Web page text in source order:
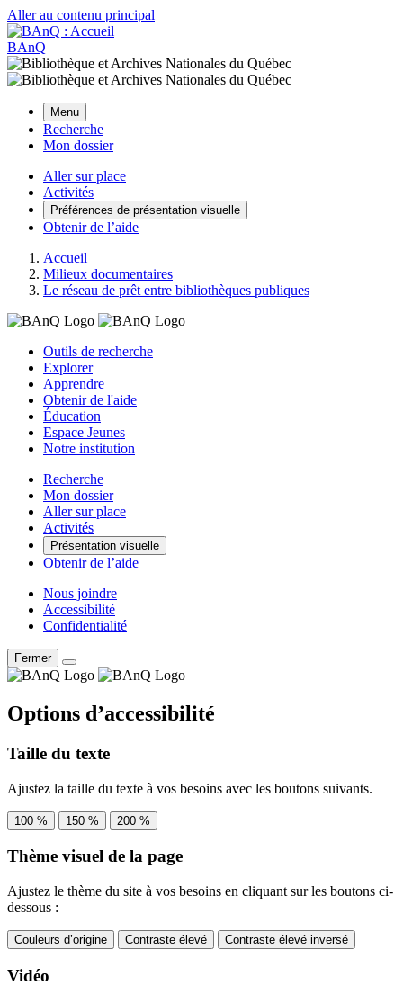
Aller au contenu principal
BAnQ
Menu
Recherche
Mon dossier
Aller sur place
Activités
Préférences de présentation visuelle
Obtenir de l’aide
Accueil
Milieux documentaires
Le réseau de prêt entre bibliothèques publiques
Outils de recherche
Explorer
Apprendre
Obtenir de l'aide
Éducation
Espace Jeunes
Notre institution
Recherche
Mon dossier
Aller sur place
Activités
Présentation visuelle
Obtenir de l’aide
Nous joindre
Accessibilité
Confidentialité
Fermer
Options d’accessibilité
Taille du texte
Ajustez la taille du texte à vos besoins avec les boutons suivants.
100 % 150 % 200 %
Thème visuel de la page
Ajustez le thème du site à vos besoins en cliquant sur les boutons ci-
dessous :
Couleurs d’origine Contraste élevé Contraste élevé inversé
Vidéo